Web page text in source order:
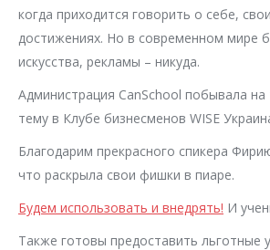
когда приходится говорить о себе,
достижениях. Но в современном мире
искусства, рекламы – никуда.
Администрация CanSchool побывала на
тему в Клубе бизнесменов WISE
Благодарим прекрасного спикера
что раскрыла свои фишки в пиаре.
Будем использовать и внедрять! И
Также готовы предоставить льготные